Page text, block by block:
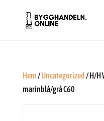
Hem/Uncategorized / H/H
marinblå/grå C60